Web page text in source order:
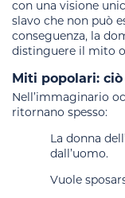
con una visione
slavo che non può
conseguenza, la
distinguere il mito
Miti popolari:
Nell’immaginario
ritornano spesso:
La donna
dall’uomo.
Vuole